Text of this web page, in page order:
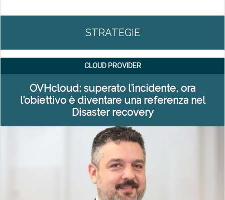
STRATEGIE
CLOUD PROVIDER
OVHcloud: superato l’incidente, ora
l’obiettivo è diventare una referenza nel
Disaster recovery